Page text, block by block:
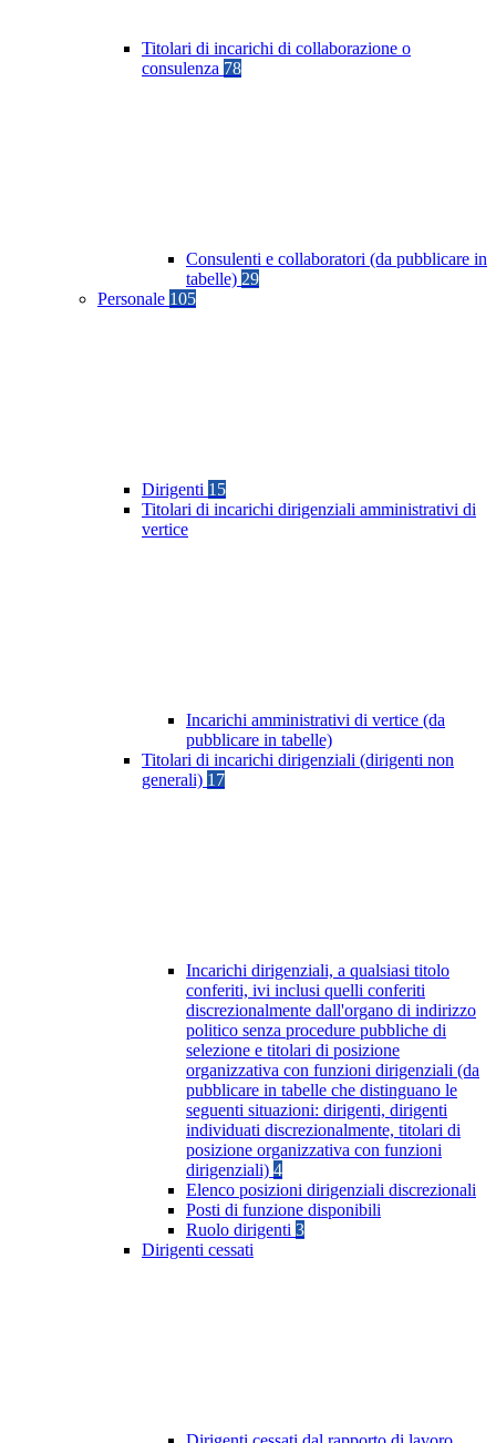
Titolari di incarichi di collaborazione o
consulenza 78
Consulenti e collaboratori (da pubblicare in
tabelle) 29
Personale 105
Dirigenti 15
Titolari di incarichi dirigenziali amministrativi di
vertice
Incarichi amministrativi di vertice (da
pubblicare in tabelle)
Titolari di incarichi dirigenziali (dirigenti non
generali) 17
Incarichi dirigenziali, a qualsiasi titolo
conferiti, ivi inclusi quelli conferiti
discrezionalmente dall'organo di indirizzo
politico senza procedure pubbliche di
selezione e titolari di posizione
organizzativa con funzioni dirigenziali (da
pubblicare in tabelle che distinguano le
seguenti situazioni: dirigenti, dirigenti
individuati discrezionalmente, titolari di
posizione organizzativa con funzioni
dirigenziali) 4
Elenco posizioni dirigenziali discrezionali
Posti di funzione disponibili
Ruolo dirigenti 3
Dirigenti cessati